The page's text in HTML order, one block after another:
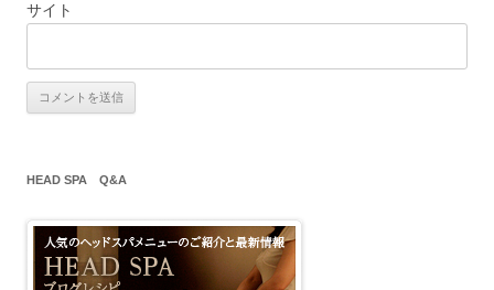
サイト
HEAD SPA Q&A